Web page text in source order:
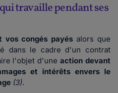
travaille pendant ses
vos congés payés alors que
dans le cadre d'un contrat
l'objet d'uneaction devant
et intérêts envers le
(3).